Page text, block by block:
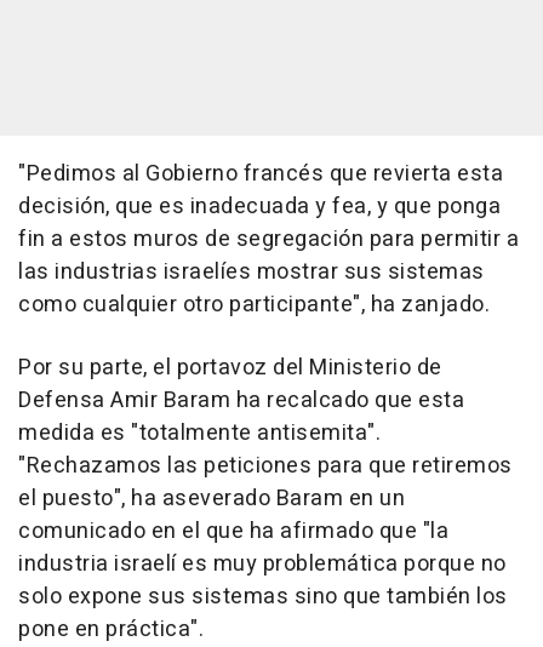
"Pedimos al Gobierno francés que revierta esta
decisión, que es inadecuada y fea, y que ponga
fin a estos muros de segregación para permitir a
las industrias israelíes mostrar sus sistemas
como cualquier otro participante", ha zanjado.
Por su parte, el portavoz del Ministerio de
Defensa Amir Baram ha recalcado que esta
medida es "totalmente antisemita".
"Rechazamos las peticiones para que retiremos
el puesto", ha aseverado Baram en un
comunicado en el que ha afirmado que "la
industria israelí es muy problemática porque no
solo expone sus sistemas sino que también los
pone en práctica".